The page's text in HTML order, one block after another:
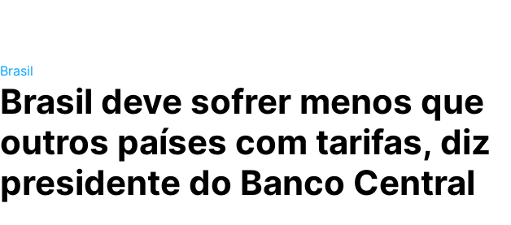
Brasil
Brasil deve sofrer menos que
outros países com tarifas, diz
presidente do Banco Central